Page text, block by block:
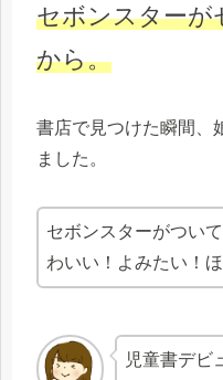
セボンスターが
から。
書店で見つけた瞬間、
ました。
セボンスターがつい
わいい！よみたい！ほ
児童書デビ